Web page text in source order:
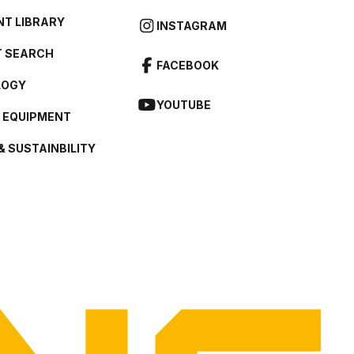
LIBRARY
SEARCH
SUSTAINBILITY
INSTAGRAM
FACEBOOK
YOUTUBE